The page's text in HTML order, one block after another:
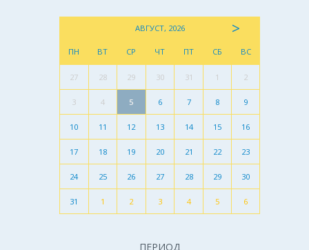
АВГУСТ, 2026 >
ПН ВТ СР ЧТ ПТ СБ ВС
27 28 29 30 31 1 2
3 4 5 6 7 8 9
10 11 12 13 14 15 16
17 18 19 20 21 22 23
24 25 26 27 28 29 30
31 1 2 3 4 5 6
ПЕРИОД